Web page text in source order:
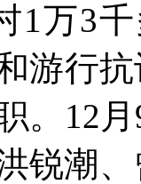
1万3
游行
。 12 月
锐潮